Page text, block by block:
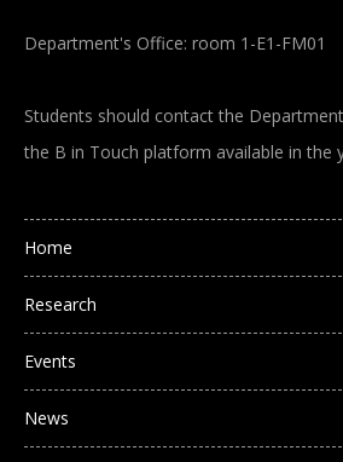
Department's Office: room 1-E1-FM01
Students should contact the
the B in Touch platform available in the
Main navigation
Home
Research
Events
News